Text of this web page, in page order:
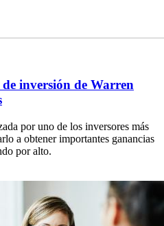
inversión de Warren
por uno de los inversores más
a obtener importantes ganancias
por alto.